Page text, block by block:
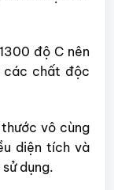
độ C nên
các chất độc
vô cùng
diện tích và
dụng.